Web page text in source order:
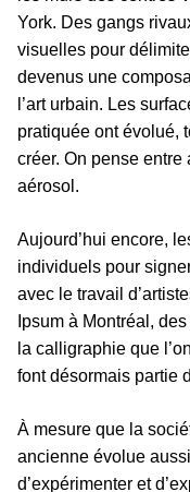
York. Des gangs
visuelles pour
devenus une
l’art urbain. Les
pratiquée ont évolué,
créer. On pense
aérosol.
Aujourd’hui encore,
individuels pour
avec le travail
Ipsum à Montréal,
la calligraphie que
font désormais partie
À mesure que la
ancienne évolue
d’expérimenter et